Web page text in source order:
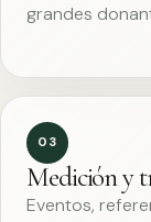
grandes
03
Medición y
Eventos,